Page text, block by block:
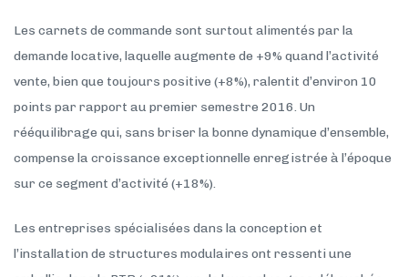
Les carnets de commande sont surtout alimentés par la
demande locative, laquelle augmente de +9% quand l’activité
vente, bien que toujours positive (+8%), ralentit d’environ 10
points par rapport au premier semestre 2016. Un
rééquilibrage qui, sans briser la bonne dynamique d’ensemble,
compense la croissance exceptionnelle enregistrée à l’époque
sur ce segment d’activité (+18%).
Les entreprises spécialisées dans la conception et
l’installation de structures modulaires ont ressenti une